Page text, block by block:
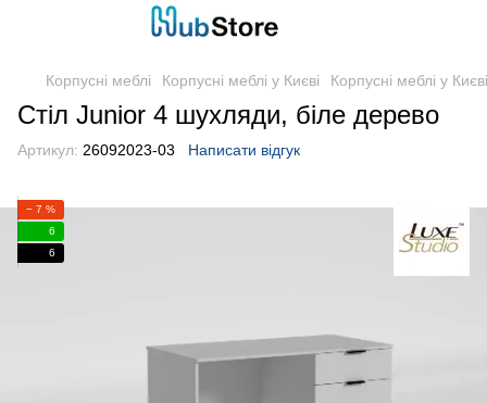
Корпусні меблі Корпусні меблі у Києві Корпусні меблі у
Стіл Junior 4 шухляди, біле дерево
Артикул: 26092023-03 Написати відгук
− 7 %
6
6